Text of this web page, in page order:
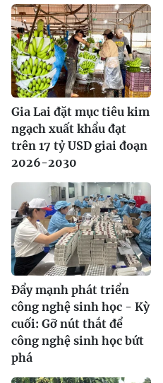
Gia Lai đặt mục tiêu kim
ngạch xuất khẩu đạt
trên 17 tỷ USD giai đoạn
2026-2030
Đẩy mạnh phát triển
công nghệ sinh học - Kỳ
cuối: Gỡ nút thắt để
công nghệ sinh học bứt
phá